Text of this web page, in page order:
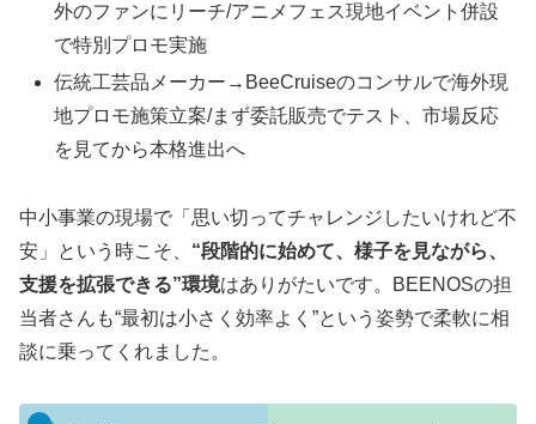
外のファンにリーチ/アニメフェス現地イベント併設
で特別プロモ実施
伝統工芸品メーカー→BeeCruiseのコンサルで海外現
地プロモ施策立案/まず委託販売でテスト、市場反応
を見てから本格進出へ
中小事業の現場で「思い切ってチャレンジしたいけれど不
安」という時こそ、 “段階的に始めて、様子を見ながら、
支援を拡張できる”環境はありがたいです。BEENOSの担
当者さんも“最初は小さく効率よく”という姿勢で柔軟に相
談に乗ってくれました。